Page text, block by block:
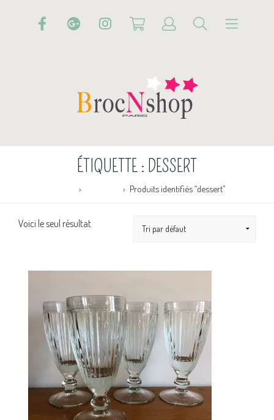
ÉTIQUETTE : DESSERT
Produits identifiés “dessert”
Voici le seul résultat